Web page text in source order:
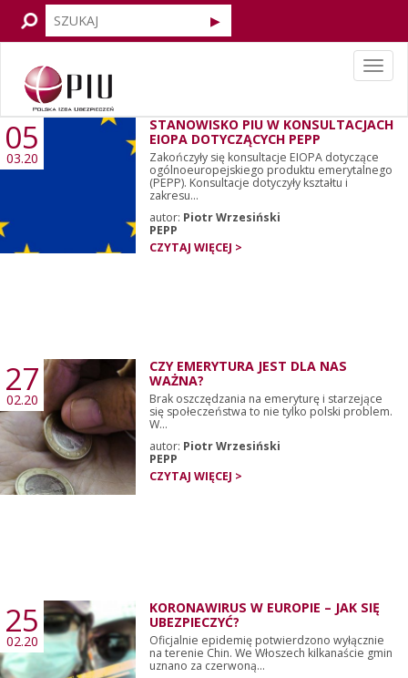
05
03.20
STANOWISKO PIU W KONSULTACJACH
EIOPA DOTYCZĄCYCH PEPP
Zakończyły się konsultacje EIOPA dotyczące
ogólnoeuropejskiego produktu emerytalnego
(PEPP). Konsultacje dotyczyły kształtu i
zakresu...
autor: Piotr Wrzesiński
PEPP
CZYTAJ WIĘCEJ >
27
02.20
CZY EMERYTURA JEST DLA NAS
WAŻNA?
Brak oszczędzania na emeryturę i starzejące
się społeczeństwa to nie tylko polski problem.
W...
autor: Piotr Wrzesiński
PEPP
CZYTAJ WIĘCEJ >
25
02.20
KORONAWIRUS W EUROPIE – JAK SIĘ
UBEZPIECZYĆ?
Oficjalnie epidemię potwierdzono wyłącznie
na terenie Chin. We Włoszech kilkanaście gmin
uznano za czerwoną...